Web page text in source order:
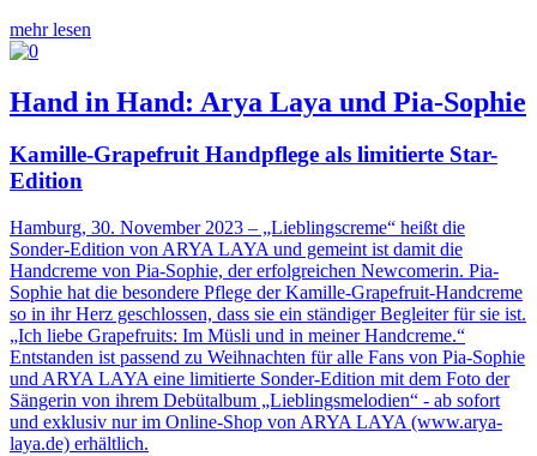
mehr lesen
Hand in Hand: Arya Laya und Pia-Sophie
Kamille-Grapefruit Handpflege als limitierte Star-
Edition
Hamburg, 30. November 2023 – „Lieblingscreme“ heißt die
Sonder-Edition von ARYA LAYA und gemeint ist damit die
Handcreme von Pia-Sophie, der erfolgreichen Newcomerin. Pia-
Sophie hat die besondere Pflege der Kamille-Grapefruit-Handcreme
so in ihr Herz geschlossen, dass sie ein ständiger Begleiter für sie ist.
„Ich liebe Grapefruits: Im Müsli und in meiner Handcreme.“
Entstanden ist passend zu Weihnachten für alle Fans von Pia-Sophie
und ARYA LAYA eine limitierte Sonder-Edition mit dem Foto der
Sängerin von ihrem Debütalbum „Lieblingsmelodien“ - ab sofort
und exklusiv nur im Online-Shop von ARYA LAYA (www.arya-
laya.de) erhältlich.